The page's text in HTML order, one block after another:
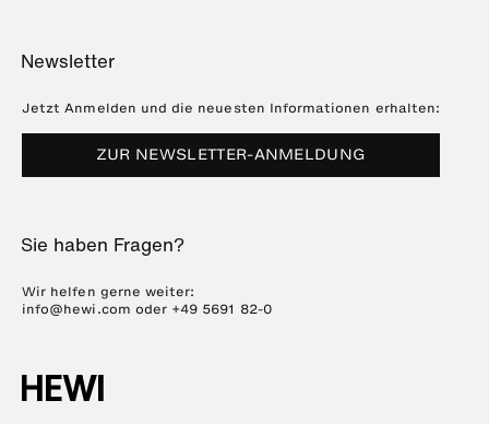
Händlersuche
Seminare
Broschüren & Kataloge
Downloads
Häufig gestellte Fragen
Referenzen
Presse
Messetermine
Nachhaltigkeit
Kunststofftechnik
ENTRO
Newsletter
Jetzt Anmelden und die neuesten Informationen erhalten:
ZUR NEWSLETTER-ANMELDUNG
Sie haben Fragen?
Wir helfen gerne weiter:
info@hewi.com oder +49 5691 82-0